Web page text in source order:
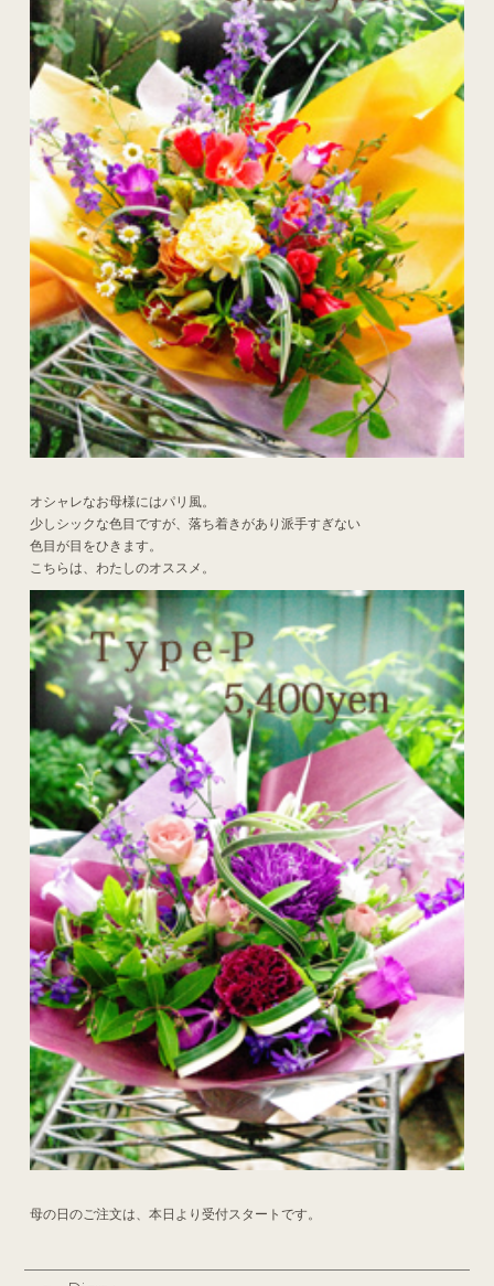
オシャレなお母様にはパリ風。
少しシックな色目ですが、落ち着きがあり派手すぎない
色目が目をひきます。
こちらは、わたしのオススメ。
母の日のご注文は、本日より受付スタートです。